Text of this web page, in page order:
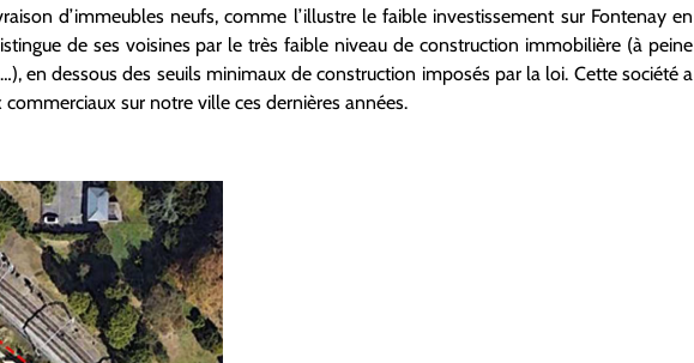
d’immeubles neufs, comme l’illustre le faible investissement sur Fontenay en
de ses voisines par le très faible niveau de construction immobilière (à peine
en dessous des seuils minimaux de construction imposés par la loi. Cette société a
sur notre ville ces dernières années.